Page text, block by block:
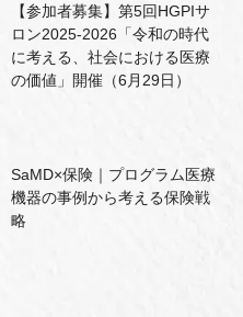
【参加者募集】第5回HGPIサ
ロン2025-2026「令和の時代
に考える、社会における医療
の価値」開催（6月29日）
SaMD×保険｜プログラム医療
機器の事例から考える保険戦
略